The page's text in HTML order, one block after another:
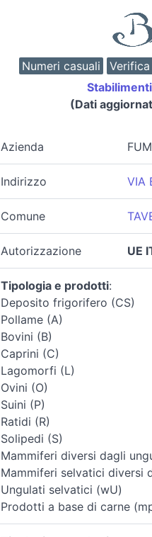
Numeri casuali Verifica
(Dati
Azienda
Indirizzo VIA
Comune
Autorizzazione UE
Tipologia e prodotti:
Deposito frigorifero (CS)
Pollame (A)
Bovini (B)
Caprini (C)
Lagomorfi (L)
Ovini (O)
Suini (P)
Ratidi (R)
Solipedi (S)
Mammiferi diversi dagli
Mammiferi selvatici diversi
Ungulati selvatici (wU)
Prodotti a base di carne